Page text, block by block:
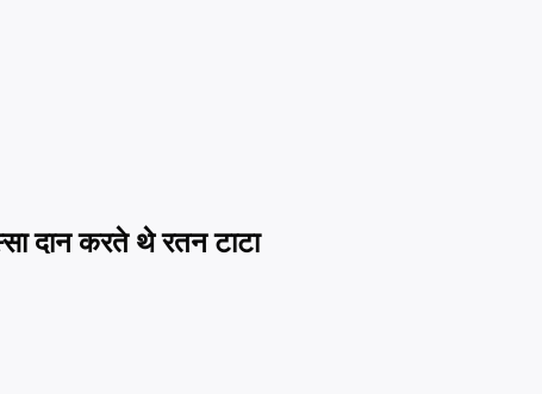
दान करते थे रतन टाटा